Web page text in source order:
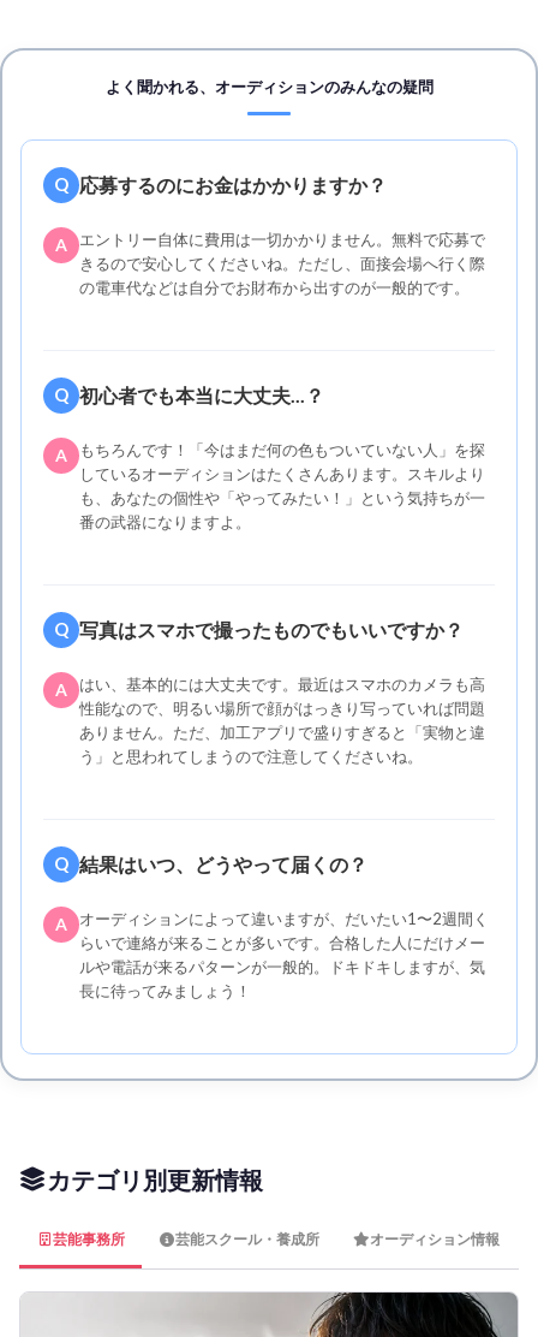
よく聞かれる、オーディションのみんなの疑問
Q 応募するのにお金はかかりますか？
A
エントリー自体に費用は一切かかりません。無料で応募で
きるので安心してくださいね。ただし、面接会場へ行く際
の電車代などは自分でお財布から出すのが一般的です。
Q 初心者でも本当に大丈夫...？
A
もちろんです！「今はまだ何の色もついていない人」を探
しているオーディションはたくさんあります。スキルより
も、あなたの個性や「やってみたい！」という気持ちが一
番の武器になりますよ。
Q 写真はスマホで撮ったものでもいいですか？
A
はい、基本的には大丈夫です。最近はスマホのカメラも高
性能なので、明るい場所で顔がはっきり写っていれば問題
ありません。ただ、加工アプリで盛りすぎると「実物と違
う」と思われてしまうので注意してくださいね。
Q 結果はいつ、どうやって届くの？
A
オーディションによって違いますが、だいたい1〜2週間く
らいで連絡が来ることが多いです。合格した人にだけメー
ルや電話が来るパターンが一般的。ドキドキしますが、気
長に待ってみましょう！
カテゴリ別更新情報
芸能事務所 芸能スクール・養成所 オーディション情報